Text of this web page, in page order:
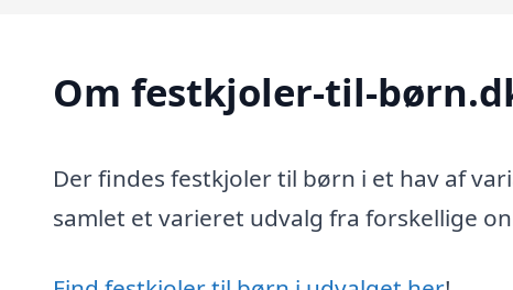
Om festkjoler-til-
Der findes festkjoler til børn i et hav af
samlet et varieret udvalg fra forskellige